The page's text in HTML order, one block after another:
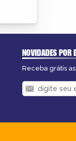
NOVIDADES POR
Receba grátis